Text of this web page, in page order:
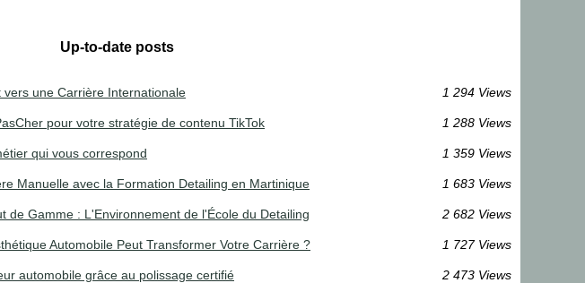
Up-to-date posts
une Carrière Internationale 1 294 Views
pour votre stratégie de contenu TikTok 1 288 Views
qui vous correspond 1 359 Views
Manuelle avec la Formation Detailing en Martinique 1 683 Views
de Gamme : L'Environnement de l'École du Detailing 2 682 Views
Automobile Peut Transformer Votre Carrière ? 1 727 Views
automobile grâce au polissage certifié 2 473 Views